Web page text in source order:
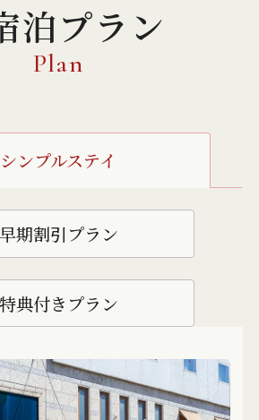
泊プラン
Plan
シンプルステイ
早期割引プラン
特典付きプラン